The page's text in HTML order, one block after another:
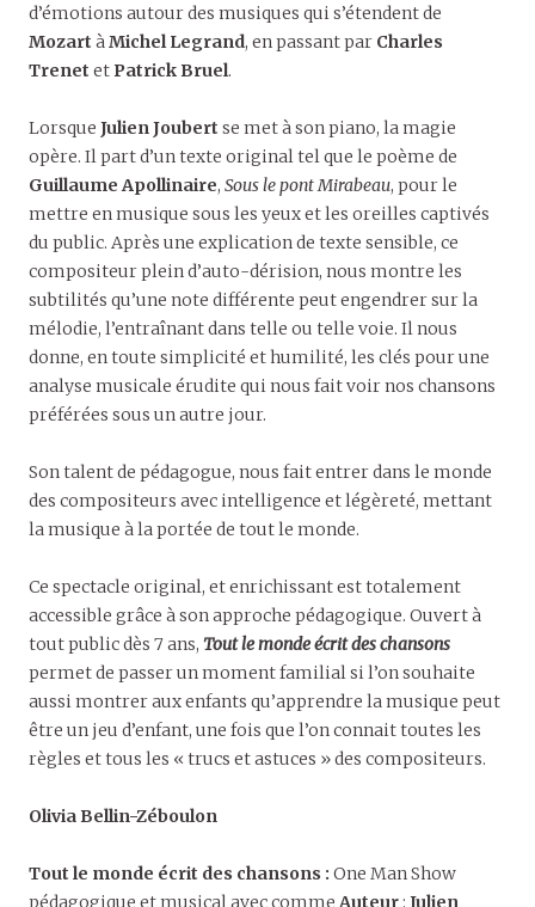
d’émotions autour des musiques qui s’étendent de
Mozart àMichel Legrand, en passant par Charles
Trenet et Patrick Bruel.
Lorsque Julien Joubert se met à son piano, la magie
opère. Il part d’un texte original tel que le poème de
Guillaume Apollinaire, Sous le pont Mirabeau, pour le
mettre en musique sous les yeux et les oreilles captivés
du public. Après une explication de texte sensible, ce
compositeur plein d’auto-dérision, nous montre les
subtilités qu’une note différente peut engendrer sur la
mélodie, l’entraînant dans telle ou telle voie. Il nous
donne, en toute simplicité et humilité, les clés pour une
analyse musicale érudite qui nous fait voir nos chansons
préférées sous un autre jour.
Son talent de pédagogue, nous fait entrer dans le monde
des compositeurs avec intelligence et légèreté, mettant
la musique à la portée de tout le monde.
Ce spectacle original, et enrichissant est totalement
accessible grâce à son approche pédagogique. Ouvert à
tout public dès 7 ans, Tout le monde écrit des chansons
permet de passer un moment familial si l’on souhaite
aussi montrer aux enfants qu’apprendre la musique peut
être un jeu d’enfant, une fois que l’on connait toutes les
règles et tous les « trucs et astuces » des compositeurs.
Olivia Bellin-Zéboulon
Tout le monde écrit des chansons : One Man Show
pédagogique et musical avec comme Auteur: Julien